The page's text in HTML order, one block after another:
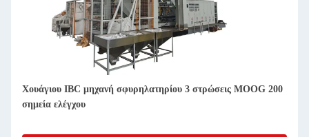
Χουάγιου IBC μηχανή σφυρηλατηρίου 3 στρώσεις MOOG 200
σημεία ελέγχου